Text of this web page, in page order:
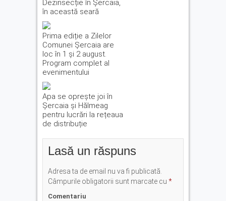
Dezinsecție în Șercaia,
în această seară
Prima ediție a Zilelor
Comunei Șercaia are
loc în 1 și 2 august.
Program complet al
evenimentului
Apa se oprește joi în
Șercaia și Hălmeag
pentru lucrări la rețeaua
de distribuție
Lasă un răspuns
Adresa ta de email nu va fi publicată.
Câmpurile obligatorii sunt marcate cu *
Comentariu